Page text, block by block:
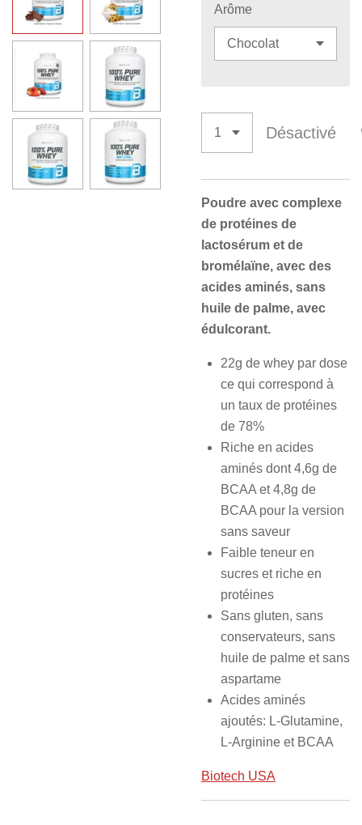
Arôme
Désactivé
Poudre avec complexe
de protéines de
lactosérum et de
bromélaïne, avec des
acides aminés, sans
huile de palme, avec
édulcorant.
22g de whey par dose
ce qui correspond à
un taux de protéines
de 78%
Riche en acides
aminés dont 4,6g de
BCAA et 4,8g de
BCAA pour la version
sans saveur
Faible teneur en
sucres et riche en
protéines
Sans gluten, sans
conservateurs, sans
huile de palme et sans
aspartame
Acides aminés
ajoutés: L-Glutamine,
L-Arginine et BCAA
Biotech USA